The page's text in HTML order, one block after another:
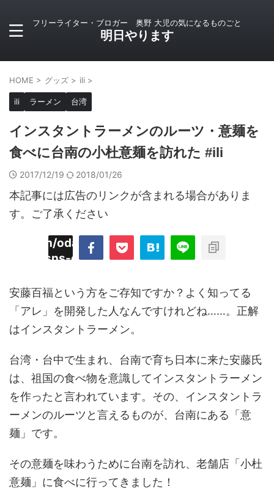
フリーライター・ブロガー 奥野 大児の気になるものごと
明日やります
HOME > グッズ > ili >
ili ラーメン 台湾
インスタントラーメンのルーツ・意麺を
食べに台南の小杜意麺を訪れた #ili
2017/12/19 2018/01/26
本記事には広告のリンクが含まれる場合がありま
す。ご了承ください
odaiji.com/public_html/blog/wp-
sns-count-cache/sns-count-
安藤百福という方をご存知ですか？よく知ってる
「アレ」を開発した人なんですけれどね……。正解
はインスタントラーメン。
台湾・台中で生まれ、台南で育ち日本に来た安藤氏
は、祖国の食べ物を意識してインスタントラーメン
を作ったと言われています。その、インスタントラ
ーメンのルーツと言えるものが、台南にある「意
麺」です。
その意麺を味わうために台南を訪れ、老舗店「小杜
意麺」に食べに行ってきました！